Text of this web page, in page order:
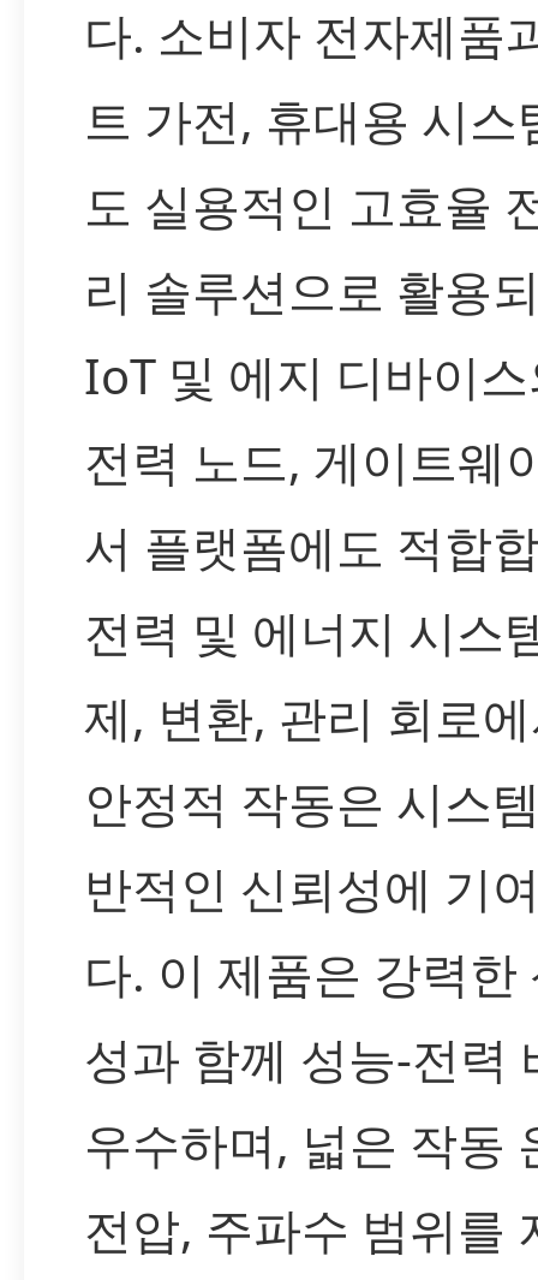
다. 소비자 전자제품
트 가전, 휴대용 시스
도 실용적인 고효율
리 솔루션으로 활용
IoT 및 에지 디바이
전력 노드, 게이트웨
서 플랫폼에도 적합
전력 및 에너지 시스
제, 변환, 관리 회로
안정적 작동은 시스
반적인 신뢰성에 기
다. 이 제품은 강력한
성과 함께 성능-전력
우수하며, 넓은 작동
전압, 주파수 범위를